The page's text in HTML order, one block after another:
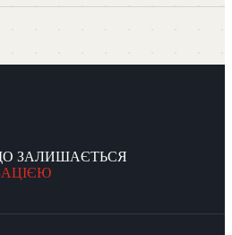
ЗАЛИШАЄТЬСЯ